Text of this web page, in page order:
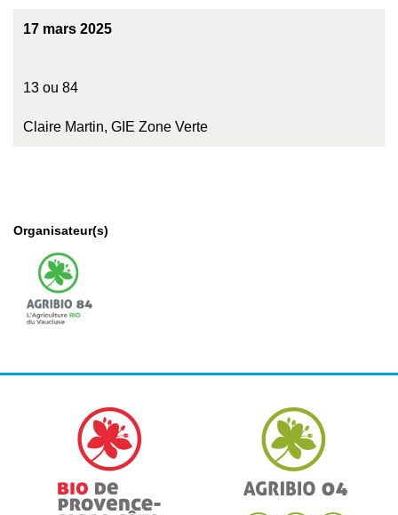
17 mars 2025
13 ou 84
Claire Martin, GIE Zone Verte
Organisateur(s)